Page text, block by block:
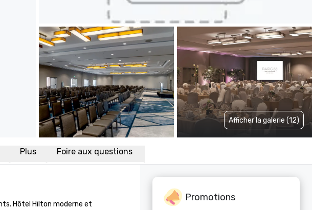
Afficher la galerie (12)
Plus Foire aux questions
Hôtel Hilton moderne et
Promotions